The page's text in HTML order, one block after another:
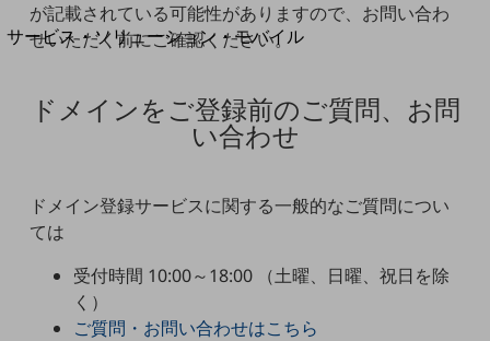
サービス・ソリューション・モバイル
DXに関する課題を解決する
サービス・ソリューションをご紹介
ネットワーク・モバイル
クラウド・データセンター
電話・映像コミュニケーション
セキュリティ
が記載されている可能性がありますので、お問い合わ
せいただく前にご確認ください。
ドメインをご登録前のご質問、お問
い合わせ
ドメイン登録サービスに関する一般的なご質問につい
ては
受付時間 10:00～18:00 （土曜、日曜、祝日を除
く）
ご質問・お問い合わせはこちら